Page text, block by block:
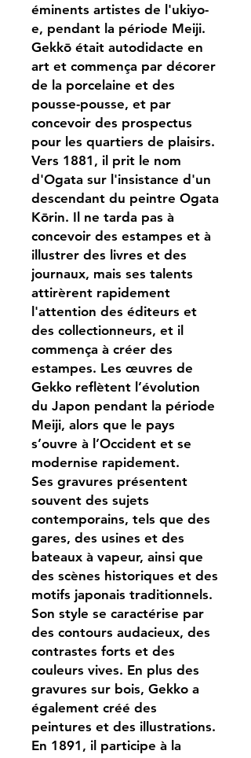
éminents artistes de l'ukiyo-
e, pendant la période Meiji.
Gekkō était autodidacte en
art et commença par décorer
de la porcelaine et des
pousse-pousse, et par
concevoir des prospectus
pour les quartiers de plaisirs.
Vers 1881, il prit le nom
d'Ogata sur l'insistance d'un
descendant du peintre Ogata
Kōrin. Il ne tarda pas à
concevoir des estampes et à
illustrer des livres et des
journaux, mais ses talents
attirèrent rapidement
l'attention des éditeurs et
des collectionneurs, et il
commença à créer des
estampes. Les œuvres de
Gekko reflètent l’évolution
du Japon pendant la période
Meiji, alors que le pays
s’ouvre à l’Occident et se
modernise rapidement.
Ses gravures présentent
souvent des sujets
contemporains, tels que des
gares, des usines et des
bateaux à vapeur, ainsi que
des scènes historiques et des
motifs japonais traditionnels.
Son style se caractérise par
des contours audacieux, des
contrastes forts et des
couleurs vives. En plus des
gravures sur bois, Gekko a
également créé des
peintures et des illustrations.
En 1891, il participe à la